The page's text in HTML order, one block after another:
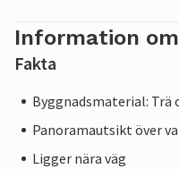
Information
Fakta
Byggnadsmaterial: Trä
Panoramautsikt över
Ligger nära väg